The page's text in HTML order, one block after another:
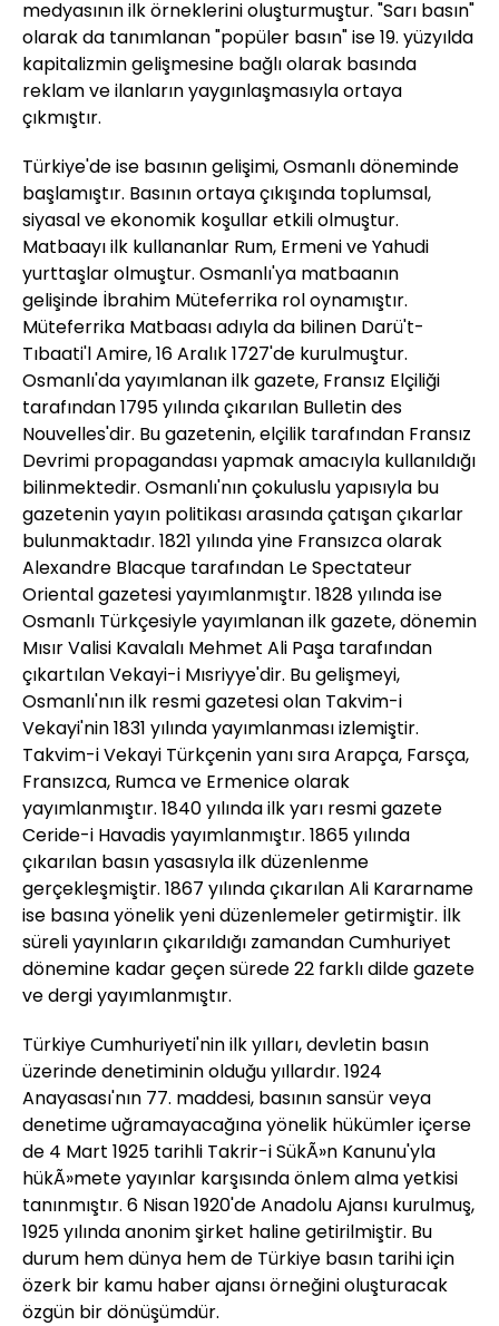
medyasının ilk örneklerini oluşturmuştur. "Sarı basın"
olarak da tanımlanan "popüler basın" ise 19. yüzyılda
kapitalizmin gelişmesine bağlı olarak basında
reklam ve ilanların yaygınlaşmasıyla ortaya
çıkmıştır.
Türkiye'de ise basının gelişimi, Osmanlı döneminde
başlamıştır. Basının ortaya çıkışında toplumsal,
siyasal ve ekonomik koşullar etkili olmuştur.
Matbaayı ilk kullananlar Rum, Ermeni ve Yahudi
yurttaşlar olmuştur. Osmanlı'ya matbaanın
gelişinde İbrahim Müteferrika rol oynamıştır.
Müteferrika Matbaası adıyla da bilinen Darü't-
Tıbaati'l Amire, 16 Aralık 1727'de kurulmuştur.
Osmanlı'da yayımlanan ilk gazete, Fransız Elçiliği
tarafından 1795 yılında çıkarılan Bulletin des
Nouvelles'dir. Bu gazetenin, elçilik tarafından Fransız
Devrimi propagandası yapmak amacıyla kullanıldığı
bilinmektedir. Osmanlı'nın çokuluslu yapısıyla bu
gazetenin yayın politikası arasında çatışan çıkarlar
bulunmaktadır. 1821 yılında yine Fransızca olarak
Alexandre Blacque tarafından Le Spectateur
Oriental gazetesi yayımlanmıştır. 1828 yılında ise
Osmanlı Türkçesiyle yayımlanan ilk gazete, dönemin
Mısır Valisi Kavalalı Mehmet Ali Paşa tarafından
çıkartılan Vekayi-i Mısriyye'dir. Bu gelişmeyi,
Osmanlı'nın ilk resmi gazetesi olan Takvim-i
Vekayi'nin 1831 yılında yayımlanması izlemiştir.
Takvim-i Vekayi Türkçenin yanı sıra Arapça, Farsça,
Fransızca, Rumca ve Ermenice olarak
yayımlanmıştır. 1840 yılında ilk yarı resmi gazete
Ceride-i Havadis yayımlanmıştır. 1865 yılında
çıkarılan basın yasasıyla ilk düzenlenme
gerçekleşmiştir. 1867 yılında çıkarılan Ali Kararname
ise basına yönelik yeni düzenlemeler getirmiştir. İlk
süreli yayınların çıkarıldığı zamandan Cumhuriyet
dönemine kadar geçen sürede 22 farklı dilde gazete
ve dergi yayımlanmıştır.
Türkiye Cumhuriyeti'nin ilk yılları, devletin basın
üzerinde denetiminin olduğu yıllardır. 1924
Anayasası'nın 77. maddesi, basının sansür veya
denetime uğramayacağına yönelik hükümler içerse
de 4 Mart 1925 tarihli Takrir-i SükÃ»n Kanunu'yla
hükÃ»mete yayınlar karşısında önlem alma yetkisi
tanınmıştır. 6 Nisan 1920'de Anadolu Ajansı kurulmuş,
1925 yılında anonim şirket haline getirilmiştir. Bu
durum hem dünya hem de Türkiye basın tarihi için
özerk bir kamu haber ajansı örneğini oluşturacak
özgün bir dönüşümdür.